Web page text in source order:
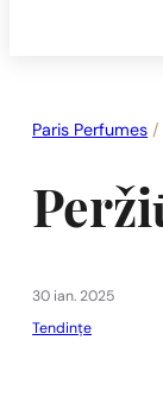
Paris Perfumes /
30 ian. 2025
Tendințe